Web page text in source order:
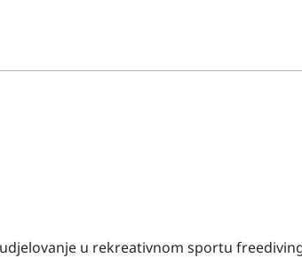
u rekreativnom sportu